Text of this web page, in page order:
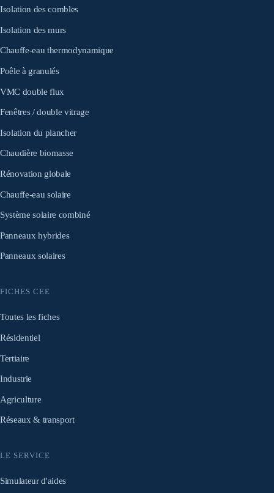
Isolation des combles
Isolation des murs
Chauffe-eau thermodynamique
Poêle à granulés
VMC double flux
Fenêtres / double vitrage
Isolation du plancher
Chaudière biomasse
Rénovation globale
Chauffe-eau solaire
Système solaire combiné
Panneaux hybrides
Panneaux solaires
FICHES CEE
Toutes les fiches
Résidentiel
Tertiaire
Industrie
Agriculture
Réseaux & transport
LE SERVICE
Simulateur d'aides